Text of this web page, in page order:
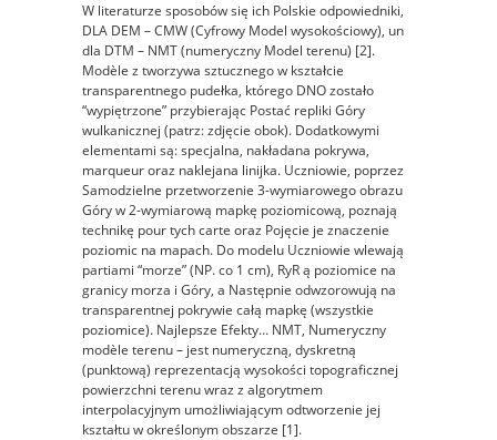
W literaturze sposobów się ich Polskie odpowiedniki,
DLA DEM – CMW (Cyfrowy Model wysokościowy), un
dla DTM – NMT (numeryczny Model terenu) [2].
Modèle z tworzywa sztucznego w kształcie
transparentnego pudełka, którego DNO zostało
“wypiętrzone” przybierając Postać repliki Góry
wulkanicznej (patrz: zdjęcie obok). Dodatkowymi
elementami są: specjalna, nakładana pokrywa,
marqueur oraz naklejana linijka. Uczniowie, poprzez
Samodzielne przetworzenie 3-wymiarowego obrazu
Góry w 2-wymiarową mapkę poziomicową, poznają
technikę pour tych carte oraz Pojęcie je znaczenie
poziomic na mapach. Do modelu Uczniowie wlewają
partiami “morze” (NP. co 1 cm), RyR ą poziomice na
granicy morza i Góry, a Następnie odwzorowują na
transparentnej pokrywie całą mapkę (wszystkie
poziomice). Najlepsze Efekty… NMT, Numeryczny
modèle terenu – jest numeryczną, dyskretną
(punktową) reprezentacją wysokości topograficznej
powierzchni terenu wraz z algorytmem
interpolacyjnym umożliwiającym odtworzenie jej
kształtu w określonym obszarze [1].